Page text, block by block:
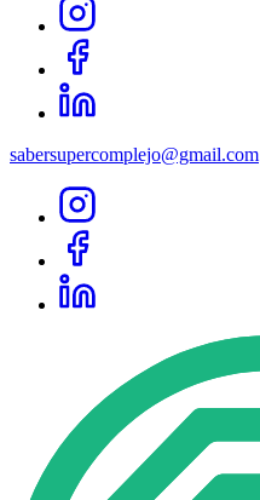
sabersupercomplejo@gmail.com